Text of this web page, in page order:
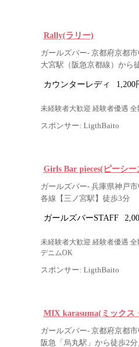
Rally(ラリー)
ガールズバー- 京都府京都
大宮駅（阪急京都線）から
カウンターレディ 1,200
未経験者大歓迎 経験者優遇
スポンサー: LigthBaito
Girls Bar pieces(ピーシー
ガールズバー- 兵庫県神戸
各線【三ノ宮駅】徒歩3分
ガールズバーSTAFF
未経験者大歓迎 経験者優遇
デニムOK
スポンサー: LigthBaito
MIX karasuma(ミックス
ガールズバー- 京都府京都
阪急「烏丸駅」から徒歩2